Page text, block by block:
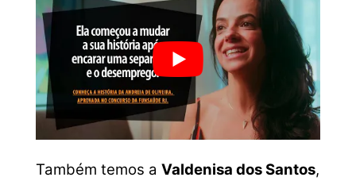
Também temos a Valdenisa dos Santos,